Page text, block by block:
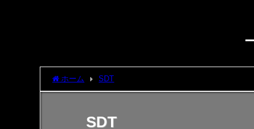
ホーム SDT
SDT